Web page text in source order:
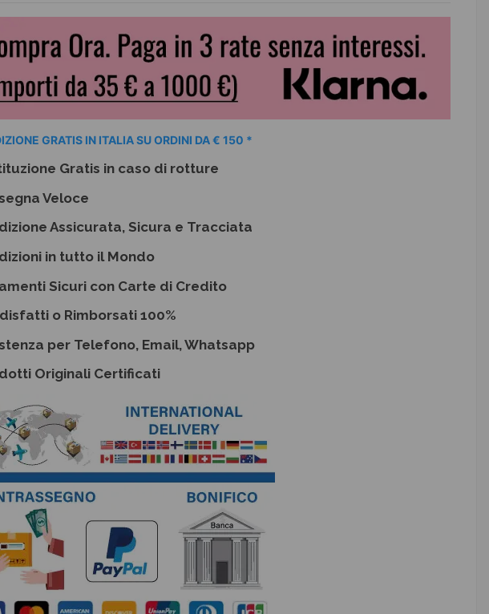
GRATIS IN ITALIA SU ORDINI DA € 150 *
Gratis in caso di rotture
Veloce
Assicurata, Sicura e Tracciata
in tutto il Mondo
Sicuri con Carte di Credito
o Rimborsati 100%
per Telefono, Email, Whatsapp
Originali Certificati